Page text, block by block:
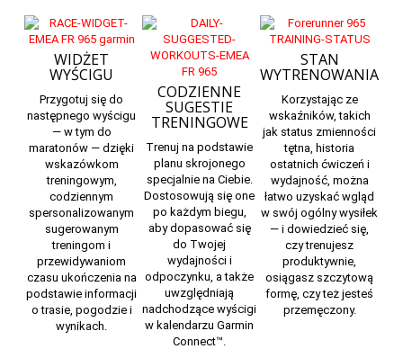
WIDŻET
WYŚCIGU
Przygotuj się do
następnego wyścigu
— w tym do
maratonów — dzięki
wskazówkom
treningowym,
codziennym
spersonalizowanym
sugerowanym
treningom i
przewidywaniom
czasu ukończenia na
podstawie informacji
o trasie, pogodzie i
wynikach.
CODZIENNE
SUGESTIE
TRENINGOWE
Trenuj na podstawie
planu skrojonego
specjalnie na Ciebie.
Dostosowują się one
po każdym biegu,
aby dopasować się
do Twojej
wydajności i
odpoczynku, a także
uwzględniają
nadchodzące wyścigi
w kalendarzu Garmin
Connect™.
STAN
WYTRENOWANIA
Korzystając ze
wskaźników, takich
jak status zmienności
tętna, historia
ostatnich ćwiczeń i
wydajność, można
łatwo uzyskać wgląd
w swój ogólny wysiłek
— i dowiedzieć się,
czy trenujesz
produktywnie,
osiągasz szczytową
formę, czy też jesteś
przemęczony.